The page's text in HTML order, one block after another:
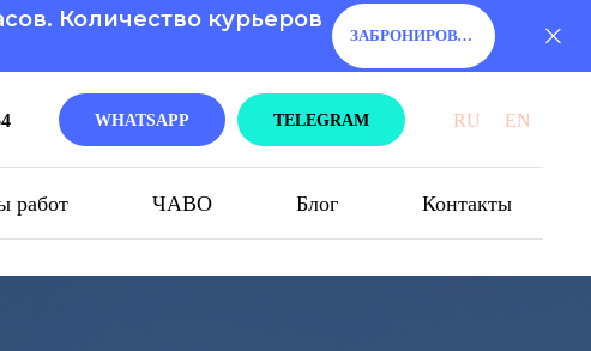
Количество курьеров
ЗАБРОНИРОВАТЬ!
WHATSAPP TELEGRAM RU EN
работ ЧАВО Блог Контакты